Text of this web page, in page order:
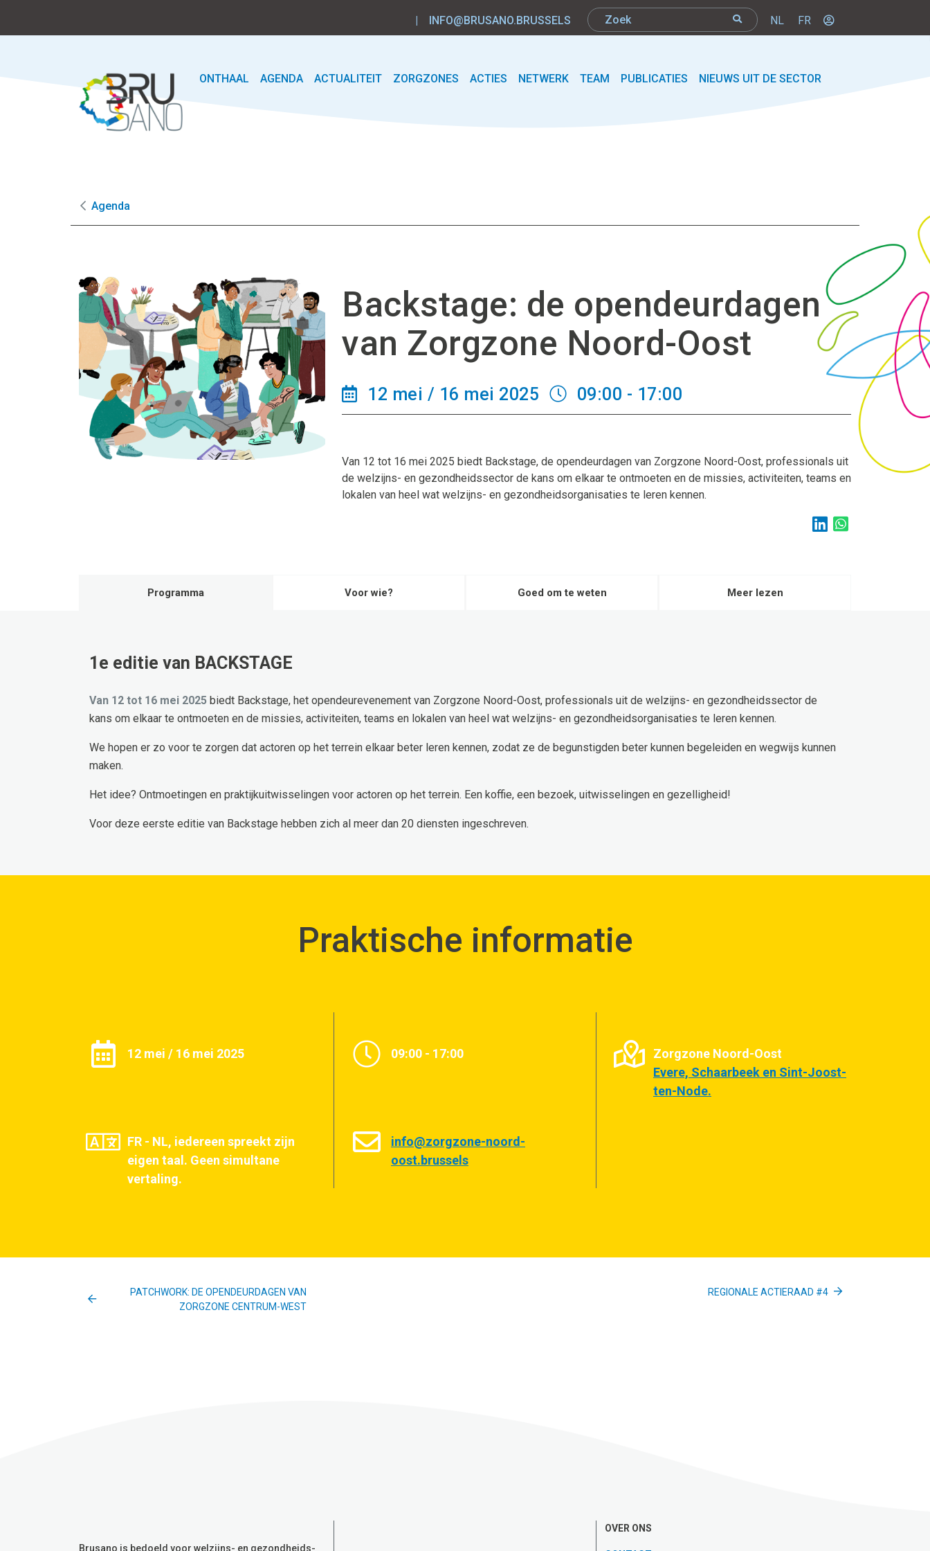
| INFO@BRUSANO.BRUSSELS NL FR
ONTHAAL AGENDA ACTUALITEIT ZORGZONES ACTIES NETWERK TEAM PUBLICATIES NIEUWS UIT DE SECTOR
Agenda
Backstage: de opendeurdagen
van Zorgzone Noord-Oost
12 mei / 16 mei 2025 09:00 - 17:00
Van 12 tot 16 mei 2025 biedt Backstage, de opendeurdagen van Zorgzone Noord-Oost, professionals uit
de welzijns- en gezondheidssector de kans om elkaar te ontmoeten en de missies, activiteiten, teams en
lokalen van heel wat welzijns- en gezondheidsorganisaties te leren kennen.
Programma Voor wie? Goed om te weten Meer lezen
1e editie van BACKSTAGE
Van 12 tot 16 mei 2025 biedt Backstage, het opendeurevenement van Zorgzone Noord-Oost, professionals uit de welzijns- en gezondheidssector de
kans om elkaar te ontmoeten en de missies, activiteiten, teams en lokalen van heel wat welzijns- en gezondheidsorganisaties te leren kennen.
We hopen er zo voor te zorgen dat actoren op het terrein elkaar beter leren kennen, zodat ze de begunstigden beter kunnen begeleiden en wegwijs kunnen
maken.
Het idee? Ontmoetingen en praktijkuitwisselingen voor actoren op het terrein. Een koffie, een bezoek, uitwisselingen en gezelligheid!
Voor deze eerste editie van Backstage hebben zich al meer dan 20 diensten ingeschreven.
Praktische informatie
12 mei / 16 mei 2025 09:00 - 17:00
Zorgzone Noord-Oost
Evere, Schaarbeek en Sint-Joost-
ten-Node.
FR - NL, iedereen spreekt zijn
eigen taal. Geen simultane
vertaling.
info@zorgzone-noord-
oost.brussels
PATCHWORK: DE OPENDEURDAGEN VAN
ZORGZONE CENTRUM-WEST
REGIONALE ACTIERAAD #4
Brusano is bedoeld voor welzijns- en gezondheids-
OVER ONS